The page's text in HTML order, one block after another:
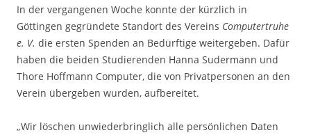
In der vergangenen Woche konnte der kürzlich in
Göttingen gegründete Standort des Vereins Computertruhe
e. V. die ersten Spenden an Bedürftige weitergeben. Dafür
haben die beiden Studierenden Hanna Sudermann und
Thore Hoffmann Computer, die von Privatpersonen an den
Verein übergeben wurden, aufbereitet.
„Wir löschen unwiederbringlich alle persönlichen Daten